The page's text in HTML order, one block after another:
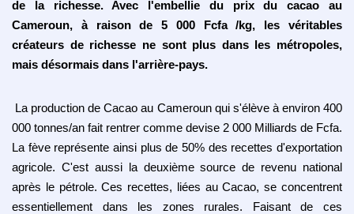
de la richesse. Avec l'embellie du prix du cacao au
Cameroun, à raison de 5 000 Fcfa /kg, les véritables
créateurs de richesse ne sont plus dans les métropoles,
mais désormais dans l'arrière-pays.
La production de Cacao au Cameroun qui s'élève à environ 400
000 tonnes/an fait rentrer comme devise 2 000 Milliards de Fcfa.
La fève représente ainsi plus de 50% des recettes d'exportation
agricole. C'est aussi la deuxième source de revenu national
après le pétrole. Ces recettes, liées au Cacao, se concentrent
essentiellement dans les zones rurales. Faisant de ces